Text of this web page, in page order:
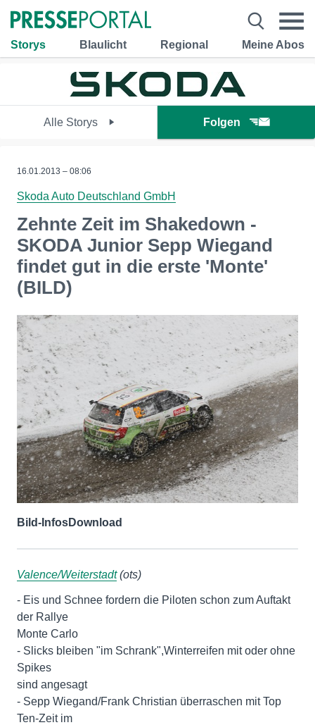
Storys Blaulicht Regional Meine Abos
Alle Storys Folgen
16.01.2013 – 08:06
Skoda Auto Deutschland GmbH
Zehnte Zeit im Shakedown -
SKODA Junior Sepp Wiegand
findet gut in die erste 'Monte'
(BILD)
Bild-InfosDownload
Valence/Weiterstadt(ots)
- Eis und Schnee fordern die Piloten schon zum Auftakt
der Rallye
Monte Carlo
- Slicks bleiben "im Schrank",Winterreifen mit oder ohne
Spikes
sind angesagt
- Sepp Wiegand/Frank Christian überraschen mit Top
Ten-Zeit im